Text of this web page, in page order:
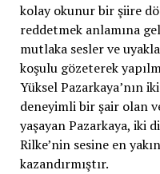
kolay okunur bir şiire
reddetmek anlamına
mutlaka sesler ve
koşulu gözeterek
Yüksel Pazarkaya’nın
deneyimli bir şair olan
yaşayan Pazarkaya, iki
Rilke’nin sesine en
kazandırmıştır.